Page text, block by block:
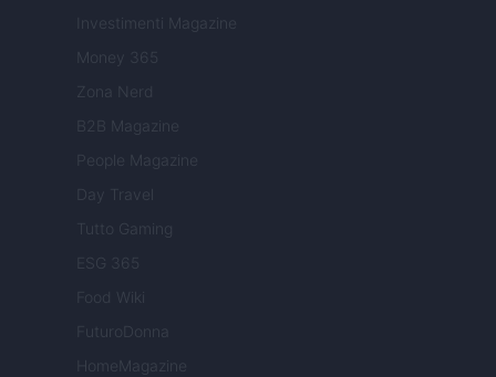
Investimenti Magazine
Money 365
Zona Nerd
B2B Magazine
People Magazine
Day Travel
Tutto Gaming
ESG 365
Food Wiki
FuturoDonna
HomeMagazine